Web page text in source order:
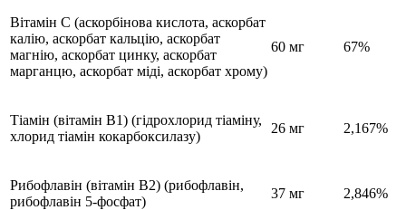
Вітамін С (аскорбінова кислота, аскорбат
калію, аскорбат кальцію, аскорбат
магнію, аскорбат цинку, аскорбат
марганцю, аскорбат міді, аскорбат хрому)
60 мг 67%
Тіамін (вітамін В1) (гідрохлорид тіаміну,
хлорид тіамін кокарбоксилазу)
26 мг 2,167%
Рибофлавін (вітамін В2) (рибофлавін,
рибофлавін 5-фосфат)
37 мг 2,846%